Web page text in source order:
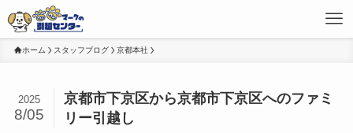
ホーム スタッフブログ 京都本社
京都市下京区から京都市下京区へのファミ
リー引越し
2025
8/05